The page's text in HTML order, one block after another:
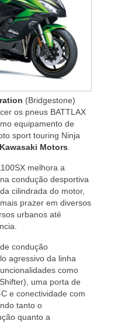
(Bridgestone)
os pneus BATTLAX
equipamento de
sport touring Ninja
Kawasaki Motors
melhora a
condução desportiva
cilindrada do motor,
prazer em diversos
urbanos até
condução
agressivo da linha
como
uma porta de
e conectividade com
tanto o
quanto a